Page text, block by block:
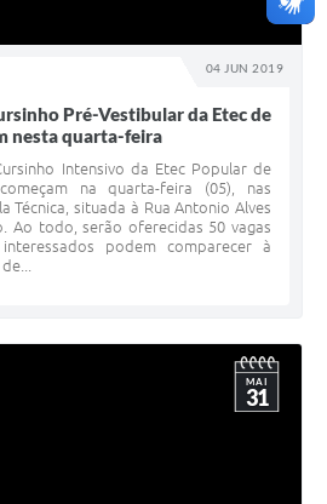
04 JUN 2019
Pré-Vestibular da Etec de
nesta quarta-feira
Intensivo da Etec Popular de
na quarta-feira (05), nas
Técnica, situada à Rua Antonio Alves
Ao todo, serão oferecidas 50 vagas
podem comparecer à
MAI
31